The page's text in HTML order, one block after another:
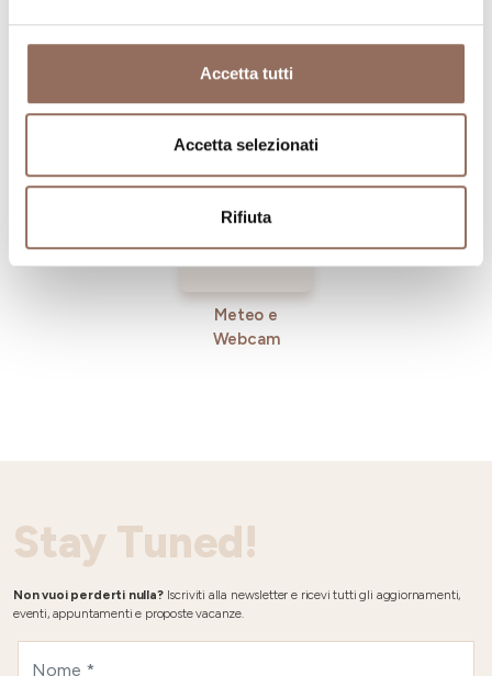
Accetta tutti
Accetta selezionati
Rifiuta
Incoming
Meteo e
Webcam
Stay Tuned!
Non vuoi perderti nulla?Iscriviti alla newsletter e ricevi tutti gli aggiornamenti,
eventi, appuntamenti e proposte vacanze.